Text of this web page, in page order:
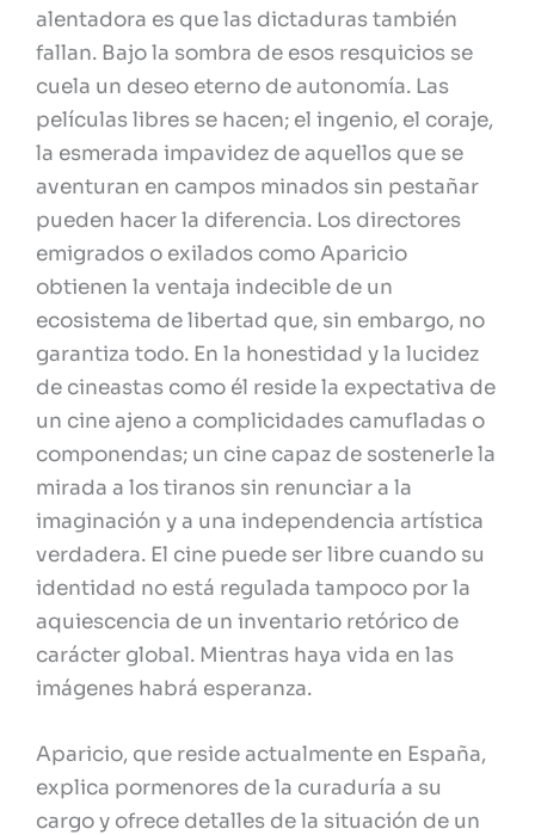
alentadora es que las dictaduras también
fallan. Bajo la sombra de esos resquicios se
cuela un deseo eterno de autonomía. Las
películas libres se hacen; el ingenio, el coraje,
la esmerada impavidez de aquellos que se
aventuran en campos minados sin pestañar
pueden hacer la diferencia. Los directores
emigrados o exilados como Aparicio
obtienen la ventaja indecible de un
ecosistema de libertad que, sin embargo, no
garantiza todo. En la honestidad y la lucidez
de cineastas como él reside la expectativa de
un cine ajeno a complicidades camufladas o
componendas; un cine capaz de sostenerle la
mirada a los tiranos sin renunciar a la
imaginación y a una independencia artística
verdadera. El cine puede ser libre cuando su
identidad no está regulada tampoco por la
aquiescencia de un inventario retórico de
carácter global. Mientras haya vida en las
imágenes habrá esperanza.
Aparicio, que reside actualmente en España,
explica pormenores de la curaduría a su
cargo y ofrece detalles de la situación de un